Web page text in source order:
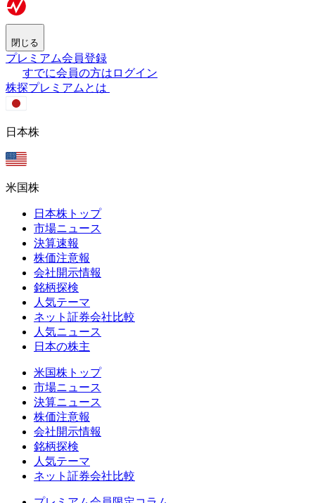
閉じる
プレミアム会員登録
すでに会員の方はログイン
株探プレミアムとは
日本株
米国株
日本株トップ
市場ニュース
決算速報
株価注意報
会社開示情報
銘柄探検
人気テーマ
ネット証券会社比較
人気ニュース
日本の株主
米国株トップ
市場ニュース
決算ニュース
株価注意報
会社開示情報
銘柄探検
人気テーマ
ネット証券会社比較